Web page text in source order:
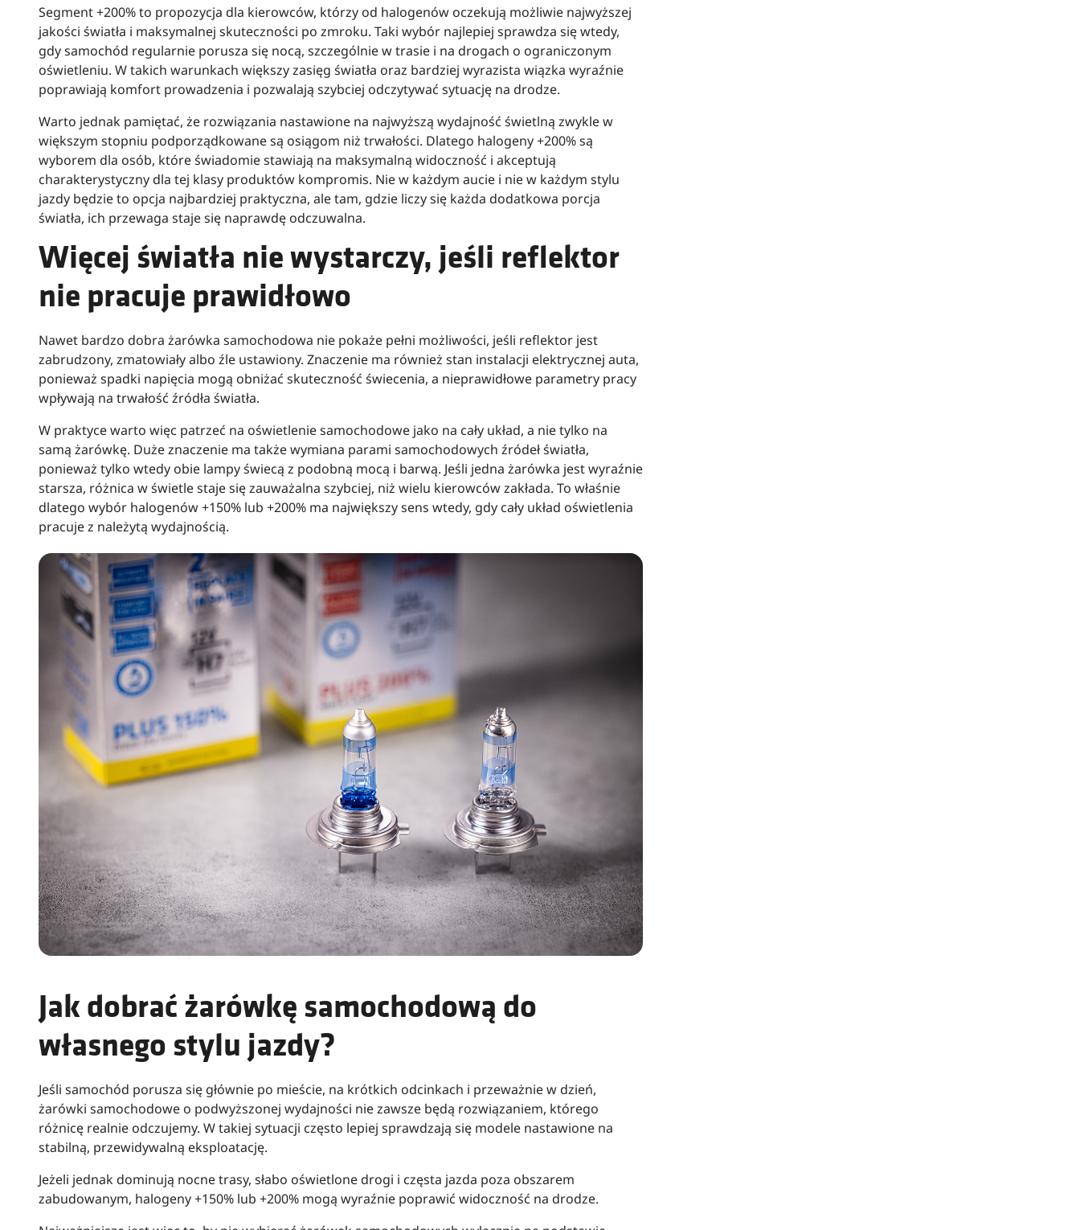
Segment +200% to propozycja dla kierowców, którzy od halogenów oczekują możliwie najwyższej
jakości światła i maksymalnej skuteczności po zmroku. Taki wybór najlepiej sprawdza się wtedy,
gdy samochód regularnie porusza się nocą, szczególnie w trasie i na drogach o ograniczonym
oświetleniu. W takich warunkach większy zasięg światła oraz bardziej wyrazista wiązka wyraźnie
poprawiają komfort prowadzenia i pozwalają szybciej odczytywać sytuację na drodze.
Warto jednak pamiętać, że rozwiązania nastawione na najwyższą wydajność świetlną zwykle w
większym stopniu podporządkowane są osiągom niż trwałości. Dlatego halogeny +200% są
wyborem dla osób, które świadomie stawiają na maksymalną widoczność i akceptują
charakterystyczny dla tej klasy produktów kompromis. Nie w każdym aucie i nie w każdym stylu
jazdy będzie to opcja najbardziej praktyczna, ale tam, gdzie liczy się każda dodatkowa porcja
światła, ich przewaga staje się naprawdę odczuwalna.
Więcej światła nie wystarczy, jeśli reflektor
nie pracuje prawidłowo
Nawet bardzo dobra żarówka samochodowa nie pokaże pełni możliwości, jeśli reflektor jest
zabrudzony, zmatowiały albo źle ustawiony. Znaczenie ma również stan instalacji elektrycznej auta,
ponieważ spadki napięcia mogą obniżać skuteczność świecenia, a nieprawidłowe parametry pracy
wpływają na trwałość źródła światła.
W praktyce warto więc patrzeć na oświetlenie samochodowe jako na cały układ, a nie tylko na
samą żarówkę. Duże znaczenie ma także wymiana parami samochodowych źródeł światła,
ponieważ tylko wtedy obie lampy świecą z podobną mocą i barwą. Jeśli jedna żarówka jest wyraźnie
starsza, różnica w świetle staje się zauważalna szybciej, niż wielu kierowców zakłada. To właśnie
dlatego wybór halogenów +150% lub +200% ma największy sens wtedy, gdy cały układ oświetlenia
pracuje z należytą wydajnością.
Jak dobrać żarówkę samochodową do
własnego stylu jazdy?
Jeśli samochód porusza się głównie po mieście, na krótkich odcinkach i przeważnie w dzień,
żarówki samochodowe o podwyższonej wydajności nie zawsze będą rozwiązaniem, którego
różnicę realnie odczujemy. W takiej sytuacji często lepiej sprawdzają się modele nastawione na
stabilną, przewidywalną eksploatację.
Jeżeli jednak dominują nocne trasy, słabo oświetlone drogi i częsta jazda poza obszarem
zabudowanym, halogeny +150% lub +200% mogą wyraźnie poprawić widoczność na drodze.